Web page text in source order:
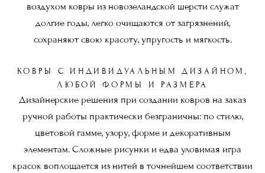
воздухом ковры из новозеландской шерсти служат
долгие годы, легко очищаются от загрязнений,
сохраняют свою красоту, упругость и мягкость.
КОВРЫ С ИНДИВИДУАЛЬНЫМ ДИЗАЙНОМ,
ЛЮБОЙ ФОРМЫ И РАЗМЕРА
Дизайнерские решения при создании ковров на заказ
ручной работы практически безграничны: по стилю,
цветовой гамме, узору, форме и декоративным
элементам. Сложные рисунки и едва уловимая игра
красок воплощается из нитей в точнейшем соответствии